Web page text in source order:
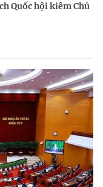
Quốc hội kiêm Chủ